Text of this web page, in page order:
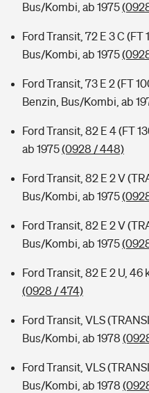
Bus/Kombi, ab 1975
Ford Transit, 72 E 3 C (FT
Bus/Kombi, ab 1975
Ford Transit, 73 E 2 (FT
Benzin, Bus/Kombi, ab
Ford Transit, 82 E 4 (FT
ab 1975(0928 / 448)
Ford Transit, 82 E 2 V
Bus/Kombi, ab 1975
Ford Transit, 82 E 2 V
Bus/Kombi, ab 1975
Ford Transit, 82 E 2 U,
(0928 / 474)
Ford Transit, VLS
Bus/Kombi, ab 1978
Ford Transit, VLS
Bus/Kombi, ab 1978